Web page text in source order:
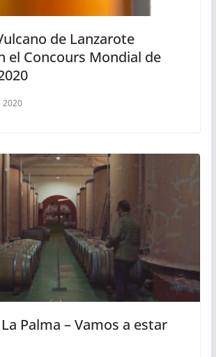
de Lanzarote
el Concours Mondial de
2020
Palma – Vamos a estar